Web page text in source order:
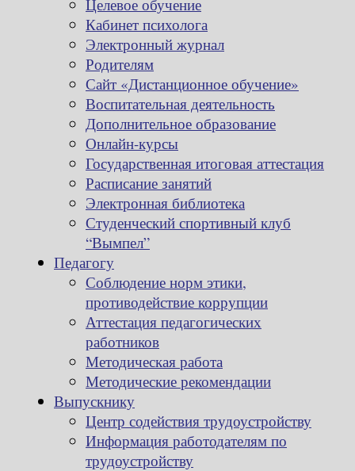
Целевое обучение
Кабинет психолога
Электронный журнал
Родителям
Сайт «Дистанционное обучение»
Воспитательная деятельность
Дополнительное образование
Онлайн-курсы
Государственная итоговая аттестация
Расписание занятий
Электронная библиотека
Студенческий спортивный клуб
“Вымпел”
Педагогу
Соблюдение норм этики,
противодействие коррупции
Аттестация педагогических
работников
Методическая работа
Методические рекомендации
Выпускнику
Центр содействия трудоустройству
Информация работодателям по
трудоустройству